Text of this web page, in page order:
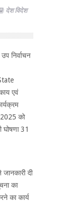
देश विदेश
निर्वाचन
एवं
2025 को
घोषणा 31
दी
का
का कार्य